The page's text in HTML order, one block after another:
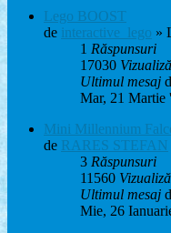
Lego BOOST
de interactive_lego »
1 Răspunsuri
17030
Ultimul mesaj
Mar, 21 Martie
Mini Millennium
de RARES STEFAN
3 Răspunsuri
11560
Ultimul mesaj
Mie, 26